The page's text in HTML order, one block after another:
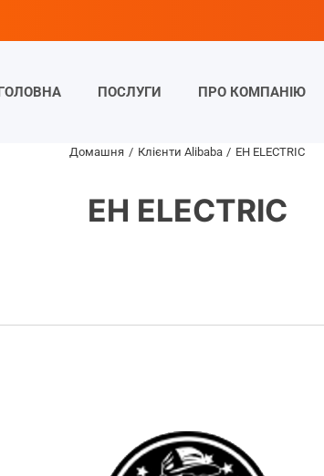
ПОСЛУГИ ПРО КОМПАНІЮ
Домашня Клієнти Alibaba EH ELECTRIC
EH ELECTRIC